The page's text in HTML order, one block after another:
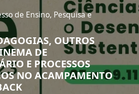
de Ensino, Pesquisa e
OUTROS
DE
E PROCESSOS
NO ACAMPAMENTO